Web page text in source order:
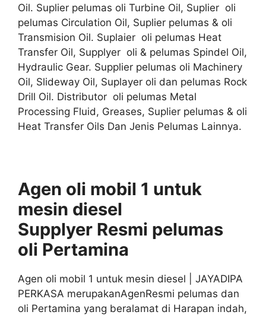
Oil. Suplier pelumas oli Turbine Oil, Suplier oli
pelumas Circulation Oil, Suplier pelumas & oli
Transmision Oil. Suplaier oli pelumas Heat
Transfer Oil, Supplyer oli & pelumas Spindel Oil,
Hydraulic Gear. Supplier pelumas oli Machinery
Oil, Slideway Oil, Suplayer oli dan pelumas Rock
Drill Oil. Distributor oli pelumas Metal
Processing Fluid, Greases, Suplier pelumas & oli
Heat Transfer Oils Dan Jenis Pelumas Lainnya.
Agen oli mobil 1 untuk
mesin diesel
Supplyer Resmi pelumas
oli Pertamina
Agen oli mobil 1 untuk mesin diesel | JAYADIPA
PERKASA merupakanAgenResmi pelumas dan
oli Pertamina yang beralamat di Harapan indah,